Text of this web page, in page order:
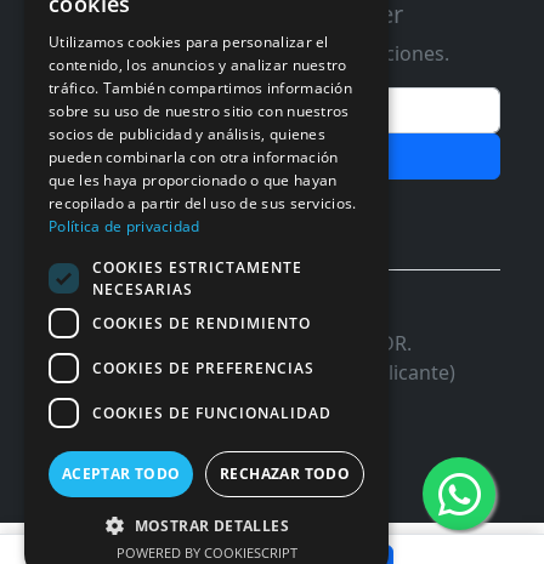
31,76 €
Suscribete a nuestro Newsletter
Te informaremos de ofertas y promociones.
Email
Subscribir
Aceptar Politica dePrivacidad
© 2026 InforSystem Programacion y
Aplicaciones, S.L. CIF: B54337985 | C/DR.
Marañon, 17 Local 5 | 03680 - ASPE (Alicante)
Utilizamos cookies para personalizar el
contenido, los anuncios y analizar nuestro
tráfico. También compartimos información
sobre su uso de nuestro sitio con nuestros
socios de publicidad y análisis, quienes
pueden combinarla con otra información
que les haya proporcionado o que hayan
recopilado a partir del uso de sus servicios.
Política de privacidad
COOKIES ESTRICTAMENTE
NECESARIAS
COOKIES DE RENDIMIENTO
COOKIES DE PREFERENCIAS
COOKIES DE FUNCIONALIDAD
ACEPTAR TODO RECHAZAR TODO
MOSTRAR DETALLES
POWERED BY COOKIESCRIPT